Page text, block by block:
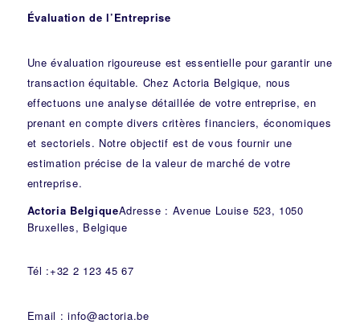
Évaluation de l’Entreprise
Une évaluation rigoureuse est essentielle pour garantir une
transaction équitable. Chez Actoria Belgique, nous
effectuons une analyse détaillée de votre entreprise, en
prenant en compte divers critères financiers, économiques
et sectoriels. Notre objectif est de vous fournir une
estimation précise de la valeur de marché de votre
entreprise.
Actoria BelgiqueAdresse : Avenue Louise 523, 1050
Bruxelles, Belgique
Tél :+32 2 123 45 67
Email : info@actoria.be